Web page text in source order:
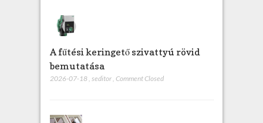
A fűtési keringető szivattyú rövid
bemutatása
2026-07-18, seditor, Comment Closed